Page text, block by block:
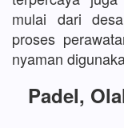
mulai dari
proses
nyaman
Padel,